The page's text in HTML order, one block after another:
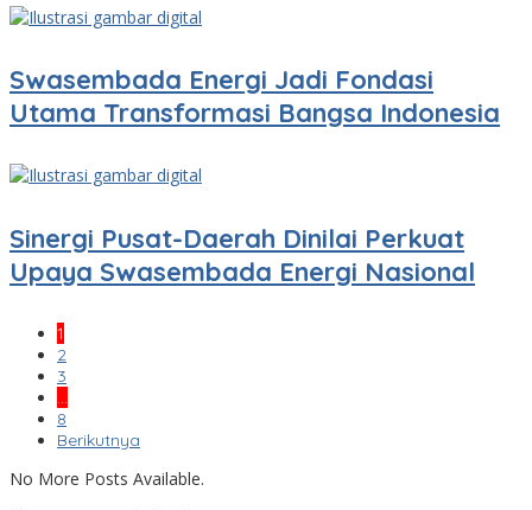
Swasembada Energi Jadi Fondasi
Utama Transformasi Bangsa Indonesia
Sinergi Pusat-Daerah Dinilai Perkuat
Upaya Swasembada Energi Nasional
1
2
3
…
8
Berikutnya
No More Posts Available.